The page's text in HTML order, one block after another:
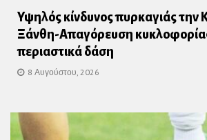
Υψηλός κίνδυνος πυρκαγιάς την
Ξάνθη-Απαγόρευση
περιαστικά δάση
8 Αυγούστου, 2026